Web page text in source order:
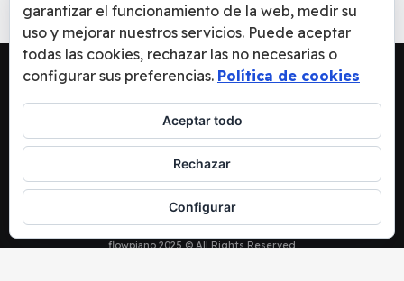
MÚSICA–CONCIERTOS–MOMENTS
POLÍTICA DE PRIVACIDAD–POLITICA DE COOKIES
DE VENTA
flowpiano 2025 © All Rights Reserved
garantizar el funcionamiento de la web, medir su
uso y mejorar nuestros servicios. Puede aceptar
todas las cookies, rechazar las no necesarias o
configurar sus preferencias. Política de cookies
Aceptar todo
Rechazar
Configurar